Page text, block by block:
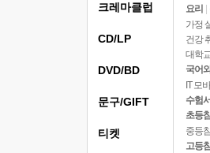
요리
가정
건강
대학
국어
IT 모
수험
초등
중등
고등
크레마클럽
CD/LP
DVD/BD
문구/GIFT
티켓